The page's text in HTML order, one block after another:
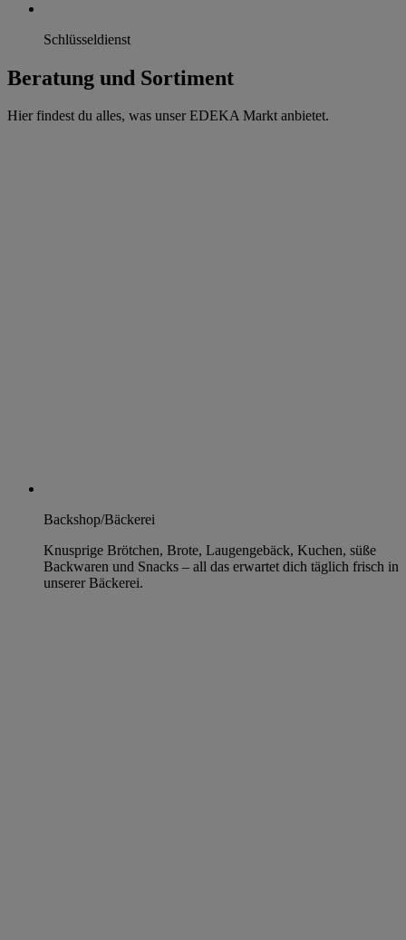
Schlüsseldienst
Beratung und Sortiment
Hier findest du alles, was unser EDEKA Markt anbietet.
Backshop/Bäckerei
Knusprige Brötchen, Brote, Laugengebäck, Kuchen, süße
Backwaren und Snacks – all das erwartet dich täglich frisch in
unserer Bäckerei.